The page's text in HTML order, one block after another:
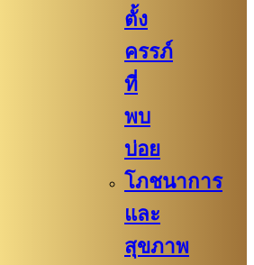
ตั้ง
ครรภ์
ที่
พบ
บ่อย
โภชนาการ
และ
สุขภาพ